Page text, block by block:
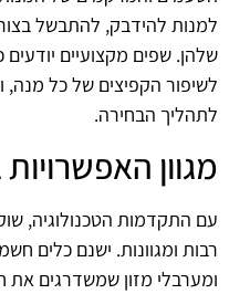
למנות להידבק, להתבשל
שלהן. שפים מקצועיים
לשיפור הקפיצים של כל
לתהליך הבחירה.
מגוון
עם התקדמות הטכנולוגיה,
רבות ומגוונות. ישנם כלים
ומערבלי מזון שמשדרגים את